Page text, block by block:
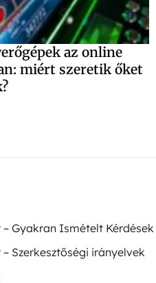
az online
miért szeretik őket
Gyakran Ismételt Kérdések
Szerkesztőségi irányelvek